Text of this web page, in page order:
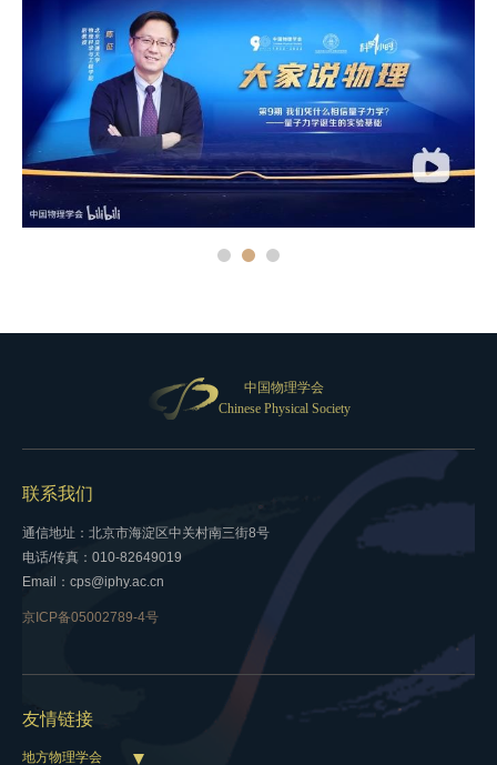
中国物理学会
Chinese Physical Society
联系我们
通信地址：北京市海淀区中关村南三街8号
电话/传真：010-82649019
Email：cps@iphy.ac.cn
京ICP备05002789-4号
友情链接
地方物理学会